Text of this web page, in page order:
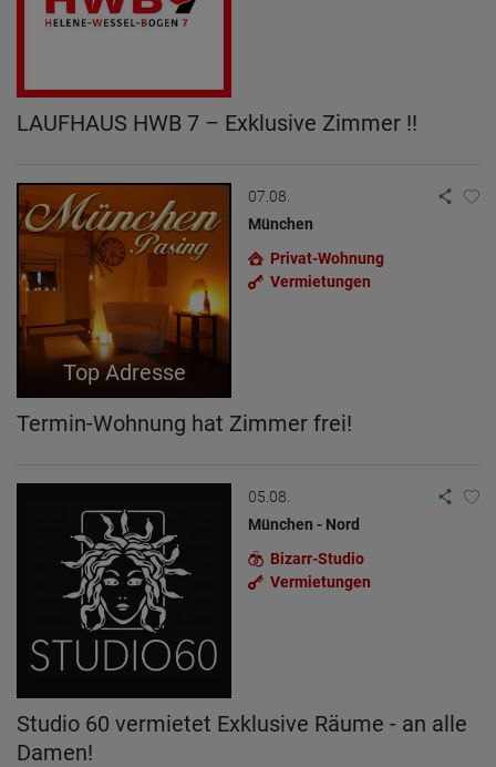
Wurden Werbebanner angeklickt?
Europäische Union & USA
LAUFHAUS HWB 7 – Exklusive Zimmer !!
Top Adresse
07.08.
München
Privat-Wohnung
Vermietungen
Termin-Wohnung hat Zimmer frei!
05.08.
München - Nord
Bizarr-Studio
Vermietungen
Studio 60 vermietet Exklusive Räume - an alle
Damen!